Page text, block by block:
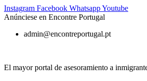
Ir
al
Instagram Facebook WhatsappYoutube
Anúnciese en Encontre Portugal
admin@encontreportugal.pt
El mayor portal de asesoramiento a